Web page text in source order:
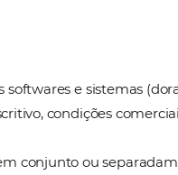
denominada
além de